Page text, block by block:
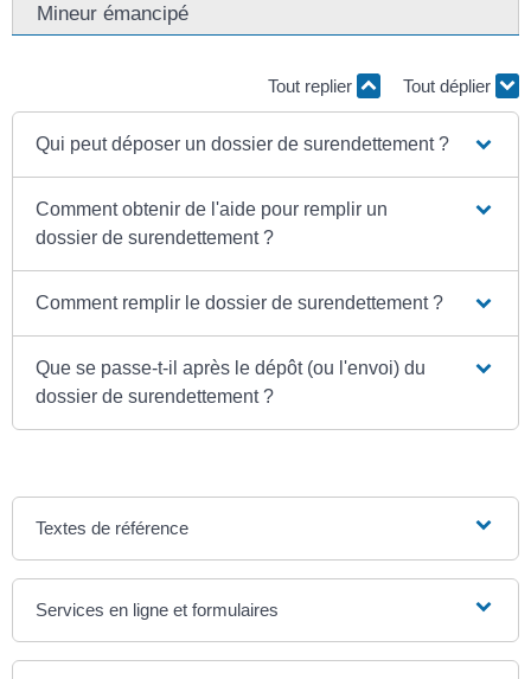
Mineur émancipé
Tout replier Tout déplier
Qui peut déposer un dossier de surendettement ?
Comment obtenir de l'aide pour remplir un
dossier de surendettement ?
Comment remplir le dossier de surendettement ?
Que se passe-t-il après le dépôt (ou l'envoi) du
dossier de surendettement ?
Textes de référence
Services en ligne et formulaires